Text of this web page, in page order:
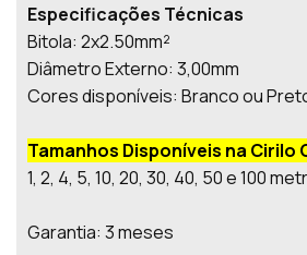
Especificações Técnicas
Bitola: 2x2.50mm²
Diâmetro Externo: 3,00mm
Cores disponíveis: Branco ou
Tamanhos Disponíveis na Cirilo
1, 2, 4, 5, 10, 20, 30, 40, 50 e 100
Garantia: 3 meses